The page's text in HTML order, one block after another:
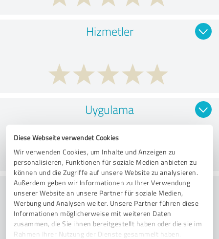
Diese Webseite verwendet Cookies
Wir verwenden Cookies, um Inhalte und Anzeigen zu
personalisieren, Funktionen für soziale Medien anbieten zu
können und die Zugriffe auf unsere Website zu analysieren.
Außerdem geben wir Informationen zu Ihrer Verwendung
unserer Website an unsere Partner für soziale Medien,
Werbung und Analysen weiter. Unsere Partner führen diese
Informationen möglicherweise mit weiteren Daten
zusammen, die Sie ihnen bereitgestellt haben oder die sie im
Rahmen Ihrer Nutzung der Dienste gesammelt haben.
Hizmetler
Uygulama
Danışmanlık